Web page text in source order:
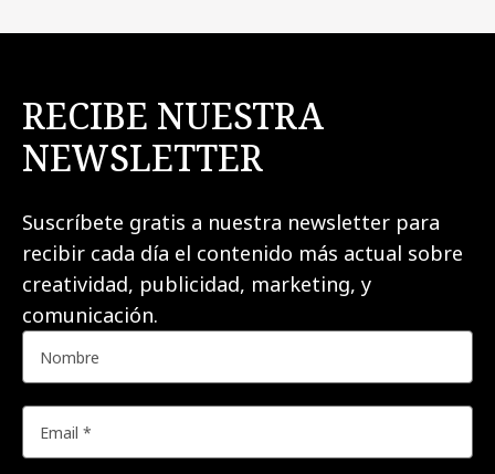
RECIBE NUESTRA
NEWSLETTER
Suscríbete gratis a nuestra newsletter para
recibir cada día el contenido más actual sobre
creatividad, publicidad, marketing, y
comunicación.